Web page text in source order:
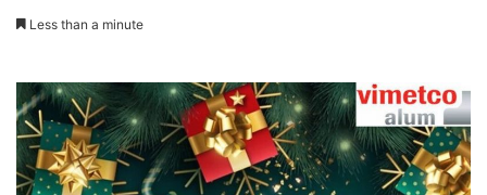
Less than a minute